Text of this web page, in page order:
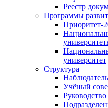
Реестр
Программы
Приоритет-
университет
Структура
Учёный
Руководство